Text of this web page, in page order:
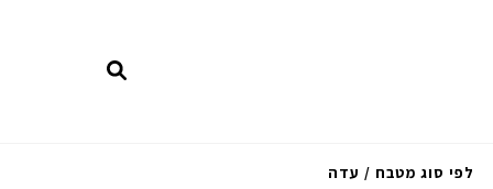
לפי סוג מטבח / עדה